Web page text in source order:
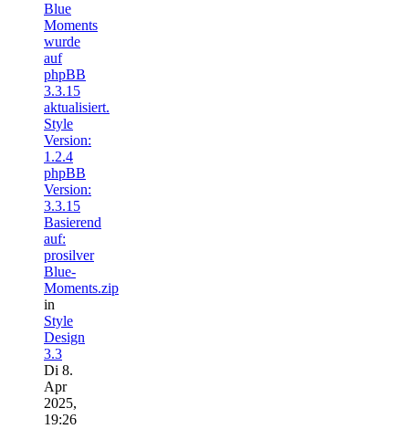
Blue
Moments
wurde
auf
phpBB
3.3.15
aktualisiert.
Style
Version:
1.2.4
phpBB
Version:
3.3.15
Basierend
auf:
prosilver
Blue-
Moments.zip
in
Style
Design
3.3
Di 8.
Apr
2025,
19:26